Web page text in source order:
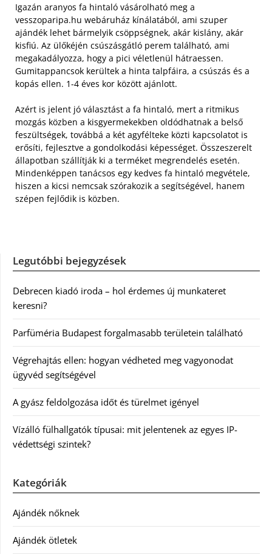
Igazán aranyos fa hintaló vásárolható meg a
vesszoparipa.hu webáruház kínálatából, ami szuper
ajándék lehet bármelyik csöppségnek, akár kislány, akár
kisfiú. Az ülőkéjén csúszásgátló perem található, ami
megakadályozza, hogy a pici véletlenül hátraessen.
Gumitappancsok kerültek a hinta talpfáira, a csúszás és a
kopás ellen. 1-4 éves kor között ajánlott.
Azért is jelent jó választást a fa hintaló, mert a ritmikus
mozgás közben a kisgyermekekben oldódhatnak a belső
feszültségek, továbbá a két agyfélteke közti kapcsolatot is
erősíti, fejlesztve a gondolkodási képességet. Összeszerelt
állapotban szállítják ki a terméket megrendelés esetén.
Mindenképpen tanácsos egy kedves fa hintaló megvétele,
hiszen a kicsi nemcsak szórakozik a segítségével, hanem
szépen fejlődik is közben.
Legutóbbi bejegyzések
Debrecen kiadó iroda – hol érdemes új munkateret
keresni?
Parfüméria Budapest forgalmasabb területein található
Végrehajtás ellen: hogyan védheted meg vagyonodat
ügyvéd segítségével
A gyász feldolgozása időt és türelmet igényel
Vízálló fülhallgatók típusai: mit jelentenek az egyes IP-
védettségi szintek?
Kategóriák
Ajándék nőknek
Ajándék ötletek